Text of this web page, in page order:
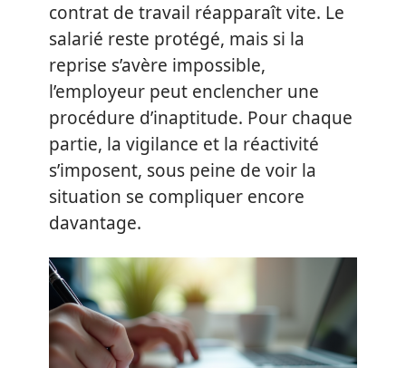
contrat de travail réapparaît vite. Le
salarié reste protégé, mais si la
reprise s’avère impossible,
l’employeur peut enclencher une
procédure d’inaptitude. Pour chaque
partie, la vigilance et la réactivité
s’imposent, sous peine de voir la
situation se compliquer encore
davantage.